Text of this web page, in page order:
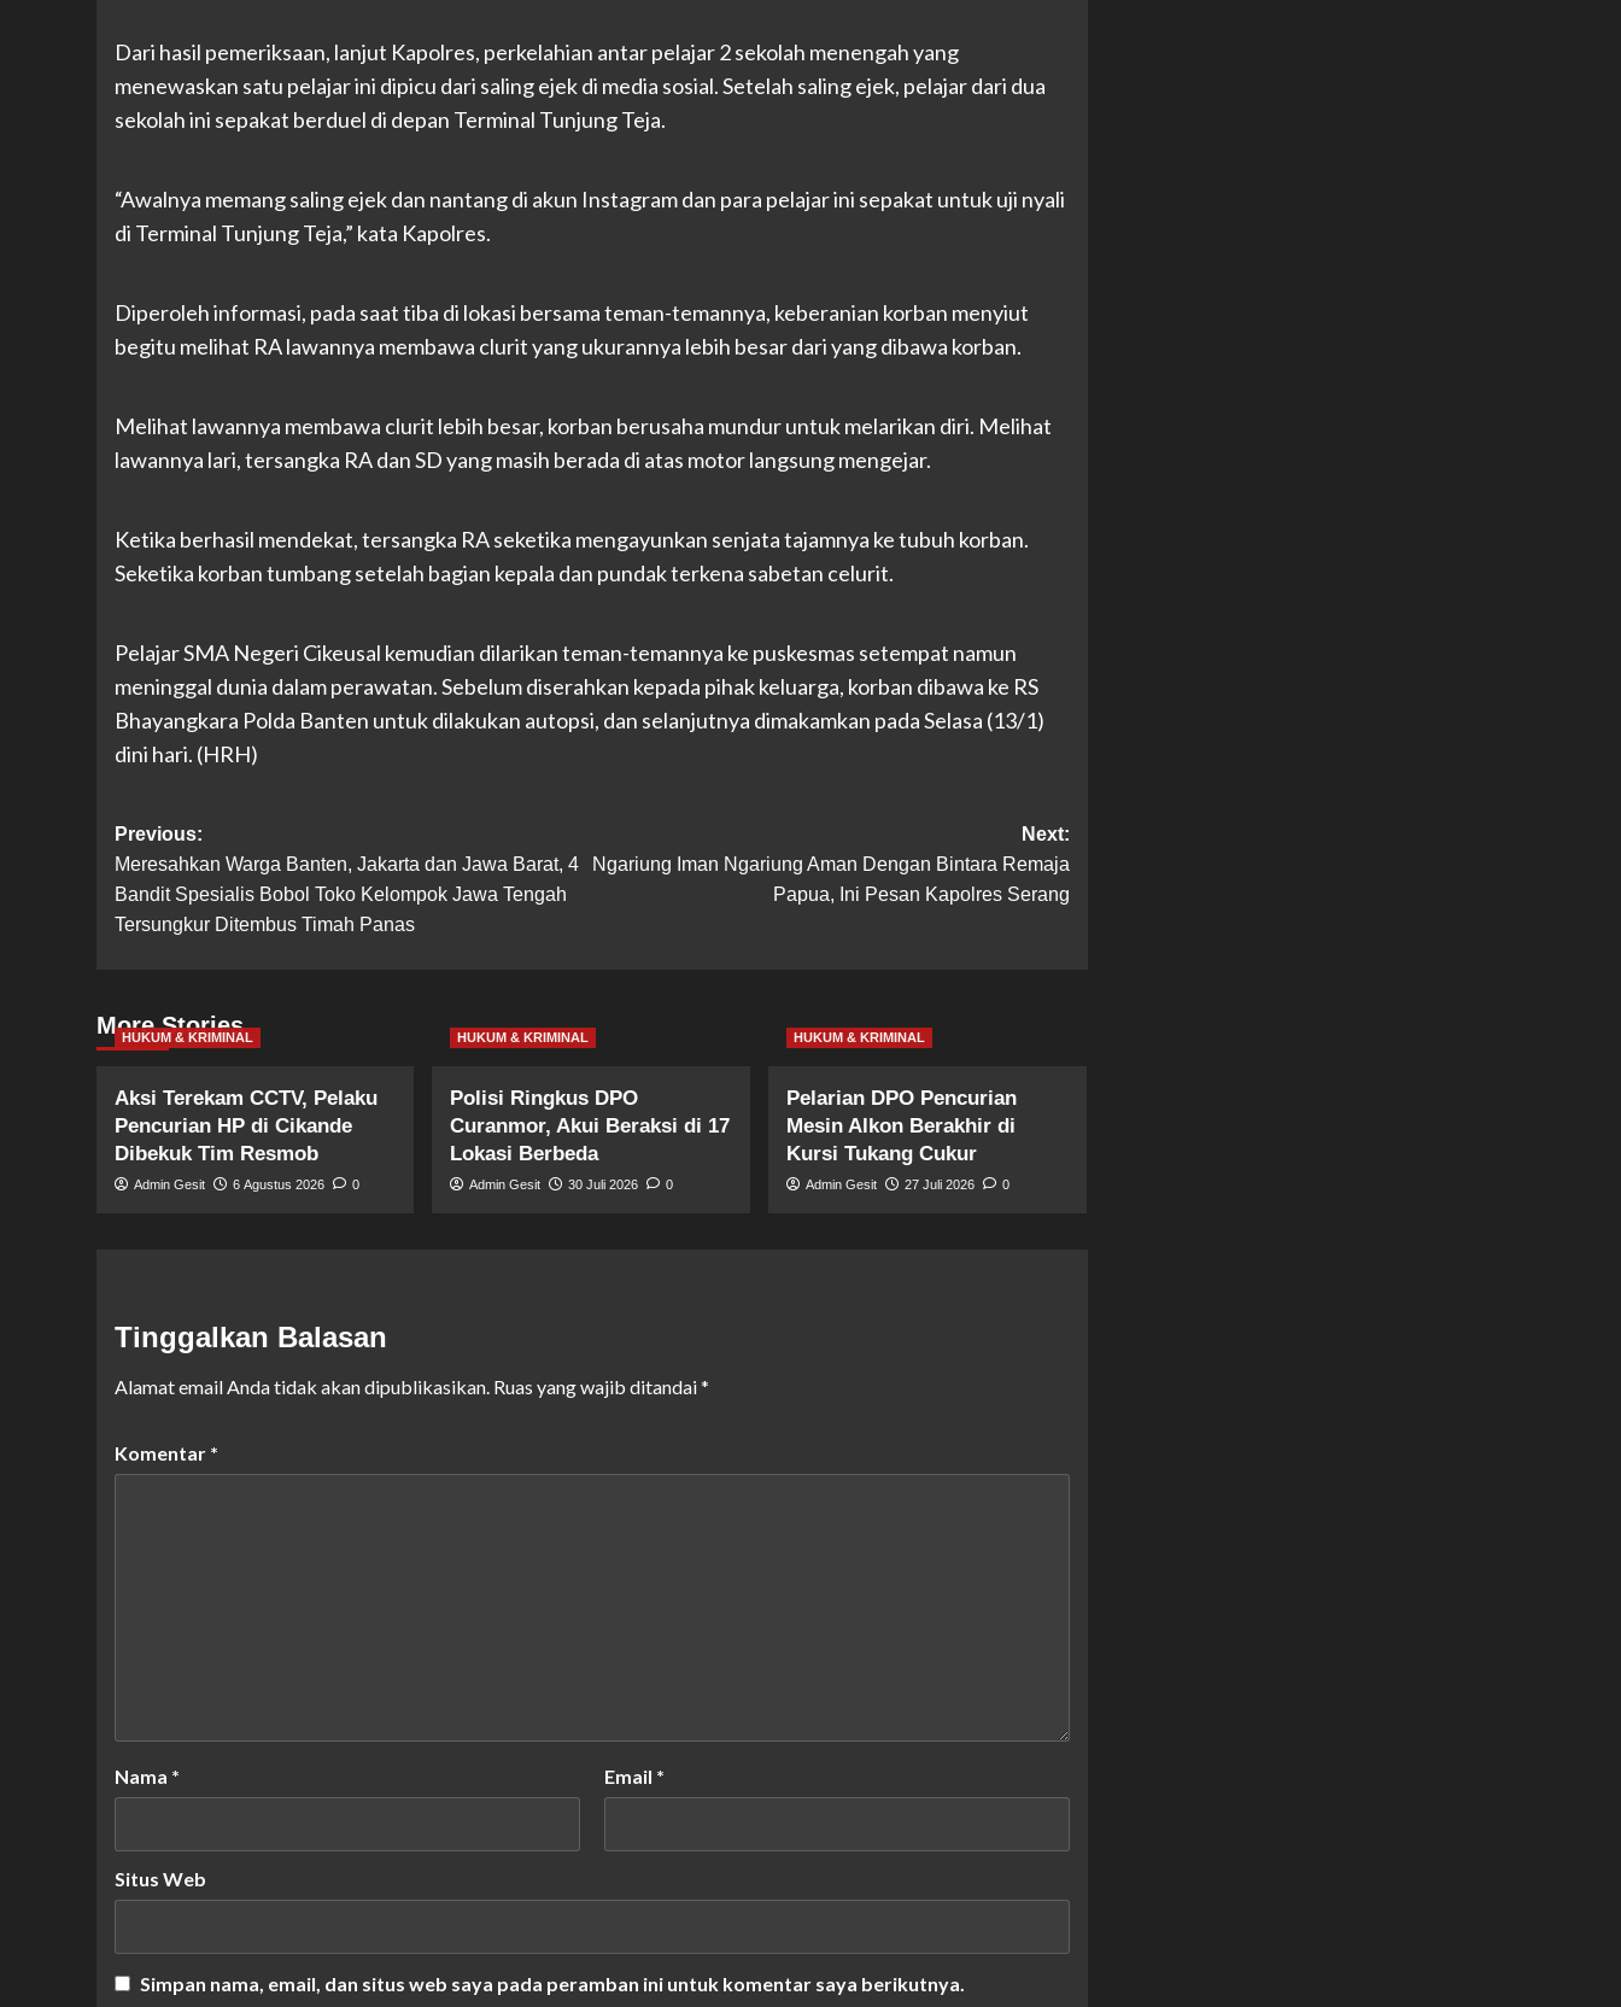
Dari hasil pemeriksaan, lanjut Kapolres, perkelahian antar pelajar 2 sekolah menengah yang
menewaskan satu pelajar ini dipicu dari saling ejek di media sosial. Setelah saling ejek, pelajar dari dua
sekolah ini sepakat berduel di depan Terminal Tunjung Teja.
“Awalnya memang saling ejek dan nantang di akun Instagram dan para pelajar ini sepakat untuk uji nyali
di Terminal Tunjung Teja,” kata Kapolres.
Diperoleh informasi, pada saat tiba di lokasi bersama teman-temannya, keberanian korban menyiut
begitu melihat RA lawannya membawa clurit yang ukurannya lebih besar dari yang dibawa korban.
Melihat lawannya membawa clurit lebih besar, korban berusaha mundur untuk melarikan diri. Melihat
lawannya lari, tersangka RA dan SD yang masih berada di atas motor langsung mengejar.
Ketika berhasil mendekat, tersangka RA seketika mengayunkan senjata tajamnya ke tubuh korban.
Seketika korban tumbang setelah bagian kepala dan pundak terkena sabetan celurit.
Pelajar SMA Negeri Cikeusal kemudian dilarikan teman-temannya ke puskesmas setempat namun
meninggal dunia dalam perawatan. Sebelum diserahkan kepada pihak keluarga, korban dibawa ke RS
Bhayangkara Polda Banten untuk dilakukan autopsi, dan selanjutnya dimakamkan pada Selasa (13/1)
dini hari. (HRH)
Post
navigation
Previous:
Meresahkan Warga Banten, Jakarta dan Jawa Barat, 4
Bandit Spesialis Bobol Toko Kelompok Jawa Tengah
Tersungkur Ditembus Timah Panas
Next:
Ngariung Iman Ngariung Aman Dengan Bintara Remaja
Papua, Ini Pesan Kapolres Serang
More Stories
HUKUM & KRIMINAL
Aksi Terekam CCTV, Pelaku
Pencurian HP di Cikande
Dibekuk Tim Resmob
Admin Gesit 6 Agustus 2026 0
HUKUM & KRIMINAL
Polisi Ringkus DPO
Curanmor, Akui Beraksi di 17
Lokasi Berbeda
Admin Gesit 30 Juli 2026 0
HUKUM & KRIMINAL
Pelarian DPO Pencurian
Mesin Alkon Berakhir di
Kursi Tukang Cukur
Admin Gesit 27 Juli 2026 0
Tinggalkan Balasan
Alamat email Anda tidak akan dipublikasikan. Ruas yang wajib ditandai*
Komentar *
Nama * Email *
Situs Web
Simpan nama, email, dan situs web saya pada peramban ini untuk komentar saya berikutnya.